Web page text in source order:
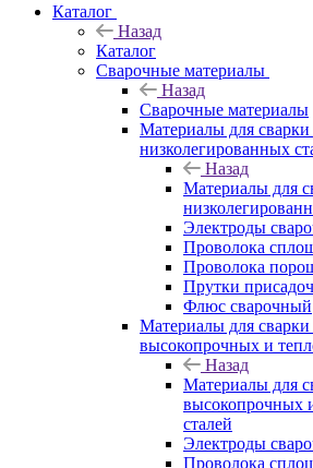
Каталог
Назад
Каталог
Сварочные материалы
Назад
Сварочные материалы
Материалы для сварки
низколегированных
Назад
Материалы для
Электроды
Проволока
Проволока
Прутки
Флюс сварочный
Материалы для
высокопрочных и
Назад
Материалы для
высокопрочных
сталей
Электроды
Проволока